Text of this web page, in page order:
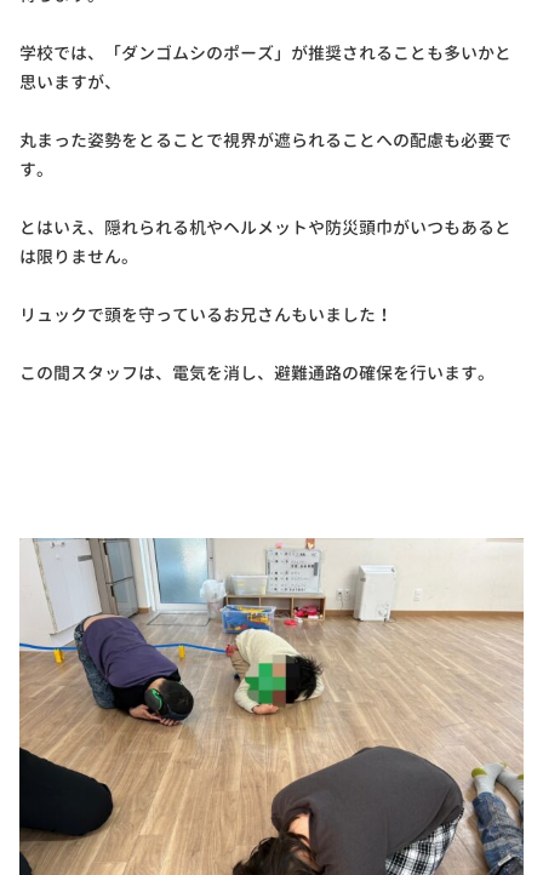
学校では、「ダンゴムシのポーズ」が推奨されることも多いかと
思いますが、
丸まった姿勢をとることで視界が遮られることへの配慮も必要で
す。
とはいえ、隠れられる机やヘルメットや防災頭巾がいつもあると
は限りません。
リュックで頭を守っているお兄さんもいました！
この間スタッフは、電気を消し、避難通路の確保を行います。